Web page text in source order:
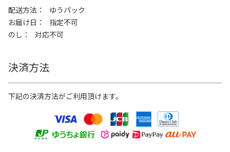
配送方法
ゆうパック
お届け日
指定不可
のし
対応不可
決済方法
下記の決済方法がご利用頂けます。